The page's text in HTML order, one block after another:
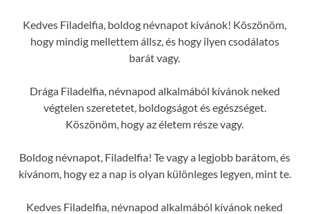
Kedves Filadelfia, boldog névnapot kívánok! Köszönöm,
hogy mindig mellettem állsz, és hogy ilyen csodálatos
barát vagy.
Drága Filadelfia, névnapod alkalmából kívánok neked
végtelen szeretetet, boldogságot és egészséget.
Köszönöm, hogy az életem része vagy.
Boldog névnapot, Filadelfia! Te vagy a legjobb barátom, és
kívánom, hogy ez a nap is olyan különleges legyen, mint te.
Kedves Filadelfia, névnapod alkalmából kívánok neked